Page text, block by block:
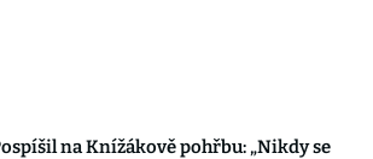
na Knížákově pohřbu: „Nikdy se